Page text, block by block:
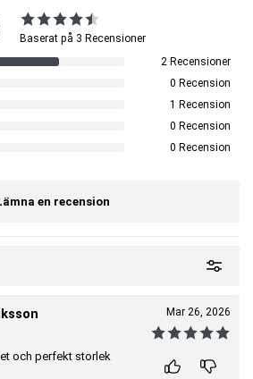
Baserat på 3 Recensioner
2 Recensioner
0 Recension
1 Recension
0 Recension
0 Recension
en recension
och perfekt storlek
Mar 26, 2026